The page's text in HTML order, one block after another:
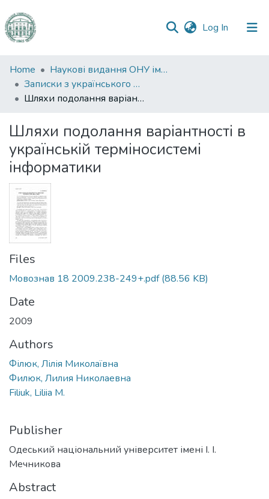
Log In (current)
Communities
&
Collections
Statistics
Home
Наукові видання ОНУ імені І. І. Мечникова
Записки з українського мовознавства
Шляхи подолання варіантності в українській терміносистемі інформатики
Шляхи подолання варіантності в
українській терміносистемі
інформатики
Files
Мовознав 18 2009.238-249+.pdf(88.56 KB)
Date
2009
Authors
Філюк, Лілія Миколаївна
Филюк, Лилия Николаевна
Filiuk, Liliia M.
Publisher
Одеський національний університет імені І. І.
Мечникова
Abstract